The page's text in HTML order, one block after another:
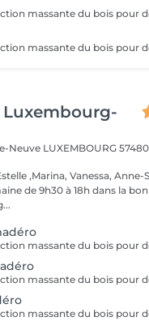
Luxembourg-
Neuve LUXEMBOURG 57480
,Marina, Vanessa, Anne-
de 9h30 à 18h dans la